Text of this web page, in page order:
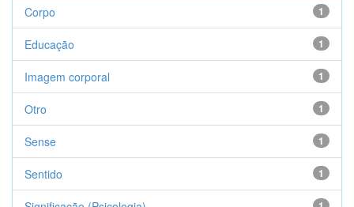
1
Corpo
1
Educação
1
Imagem corporal
1
Otro
1
Sense
1
Sentido